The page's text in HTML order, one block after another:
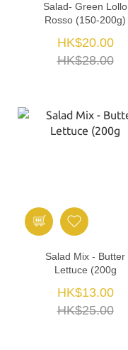
Salad- Green Lollo
Rosso (150-200g)
HK$20.00
HK$28.00
Salad Mix - Butter
Lettuce (200g
HK$13.00
HK$25.00